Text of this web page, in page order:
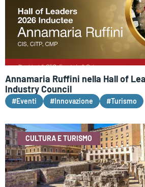
Annamaria Ruffini nella Hall of
Industry Council
#Eventi #Innovazione #Turismo
CULTURA E TURISMO